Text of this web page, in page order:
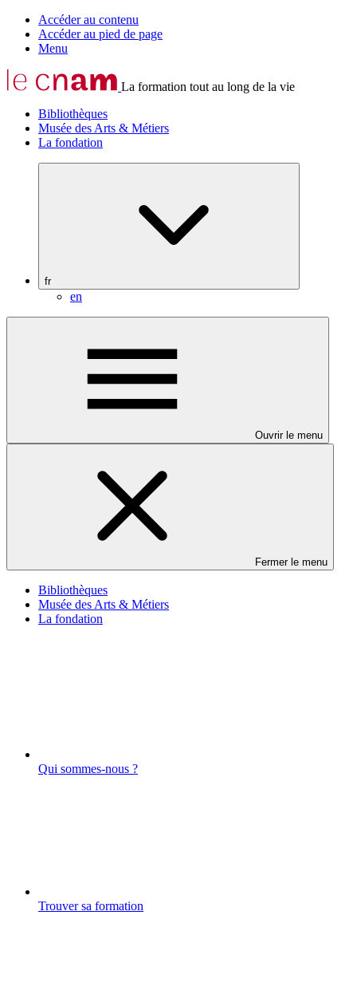
Accéder au contenu
Accéder au pied de page
Menu
La formation tout au long de la vie
Bibliothèques
Musée des Arts & Métiers
La fondation
fr
en
Ouvrir le menu
Fermer le menu
Bibliothèques
Musée des Arts & Métiers
La fondation
Qui sommes-nous ?
Trouver sa formation